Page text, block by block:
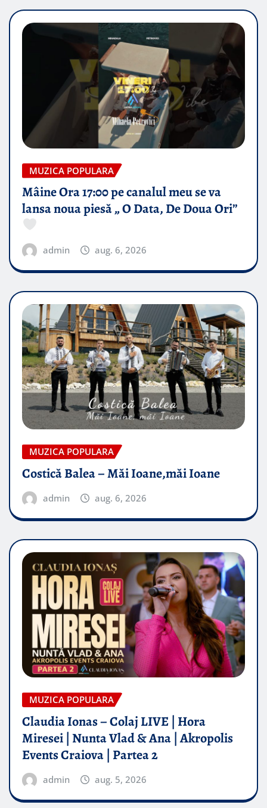
MUZICA POPULARA
Mâine Ora 17:00 pe canalul meu se va
lansa noua piesă „ O Data, De Doua Ori”
admin aug. 6, 2026
MUZICA POPULARA
Costică Balea – Măi Ioane,măi Ioane
admin aug. 6, 2026
MUZICA POPULARA
Claudia Ionas – Colaj LIVE | Hora
Miresei | Nunta Vlad & Ana | Akropolis
Events Craiova | Partea 2
admin aug. 5, 2026